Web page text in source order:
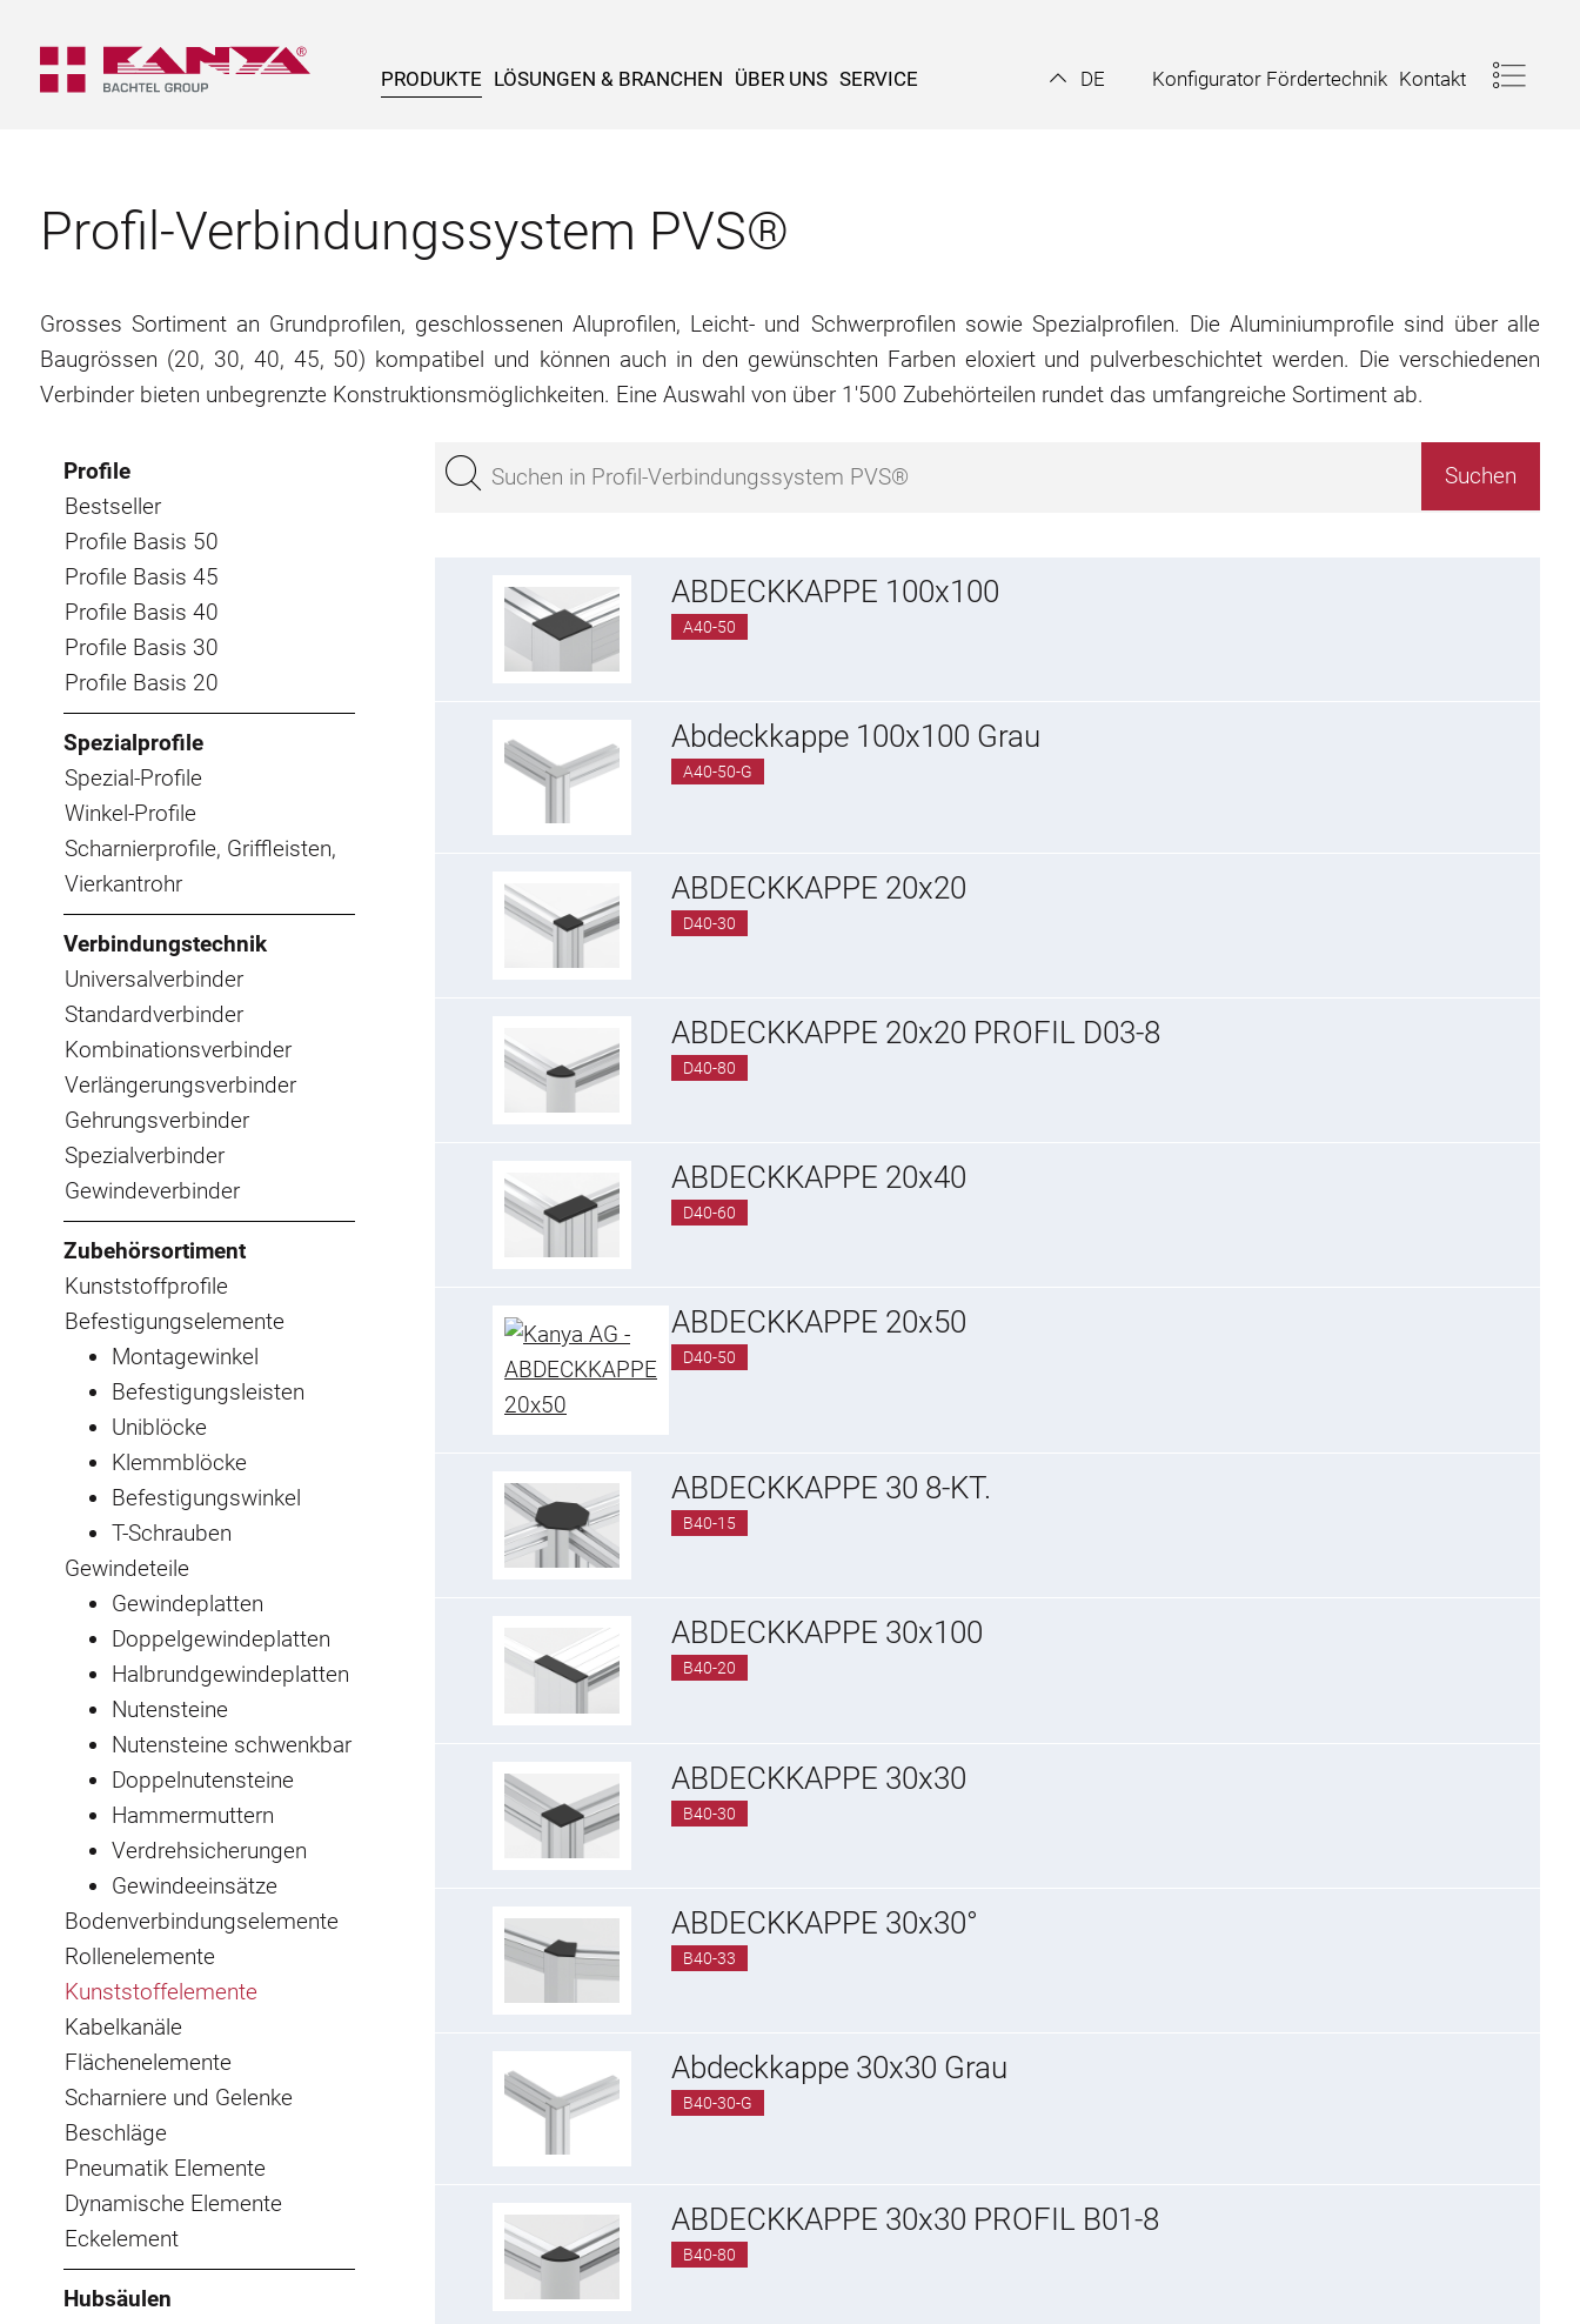
PRODUKTE LÖSUNGEN & BRANCHEN ÜBER UNS SERVICE DE Konfigurator Fördertechnik Kontakt
Profil-Verbindungssystem PVS®
Grosses Sortiment an Grundprofilen, geschlossenen Aluprofilen, Leicht- und Schwerprofilen sowie Spezialprofilen. Die Aluminiumprofile sind über alle
Baugrössen (20, 30, 40, 45, 50) kompatibel und können auch in den gewünschten Farben eloxiert und pulverbeschichtet werden. Die verschiedenen
Verbinder bieten unbegrenzte Konstruktionsmöglichkeiten. Eine Auswahl von über 1'500 Zubehörteilen rundet das umfangreiche Sortiment ab.
Profile
Bestseller
Profile Basis 50
Profile Basis 45
Profile Basis 40
Profile Basis 30
Profile Basis 20
Spezialprofile
Spezial-Profile
Winkel-Profile
Scharnierprofile, Griffleisten,
Vierkantrohr
Verbindungstechnik
Universalverbinder
Standardverbinder
Kombinationsverbinder
Verlängerungsverbinder
Gehrungsverbinder
Spezialverbinder
Gewindeverbinder
Zubehörsortiment
Kunststoffprofile
Befestigungselemente
Montagewinkel
Befestigungsleisten
Uniblöcke
Klemmblöcke
Befestigungswinkel
T-Schrauben
Gewindeteile
Gewindeplatten
Doppelgewindeplatten
Halbrundgewindeplatten
Nutensteine
Nutensteine schwenkbar
Doppelnutensteine
Hammermuttern
Verdrehsicherungen
Gewindeeinsätze
Bodenverbindungselemente
Rollenelemente
Kunststoffelemente
Kabelkanäle
Flächenelemente
Scharniere und Gelenke
Beschläge
Pneumatik Elemente
Dynamische Elemente
Eckelement
Hubsäulen
ABDECKKAPPE 100x100
A40-50
Abdeckkappe 100x100 Grau
A40-50-G
ABDECKKAPPE 20x20
D40-30
ABDECKKAPPE 20x20 PROFIL D03-8
D40-80
ABDECKKAPPE 20x40
D40-60
ABDECKKAPPE 20x50
D40-50
ABDECKKAPPE 30 8-KT.
B40-15
ABDECKKAPPE 30x100
B40-20
ABDECKKAPPE 30x30
B40-30
ABDECKKAPPE 30x30°
B40-33
Abdeckkappe 30x30 Grau
B40-30-G
ABDECKKAPPE 30x30 PROFIL B01-8
B40-80